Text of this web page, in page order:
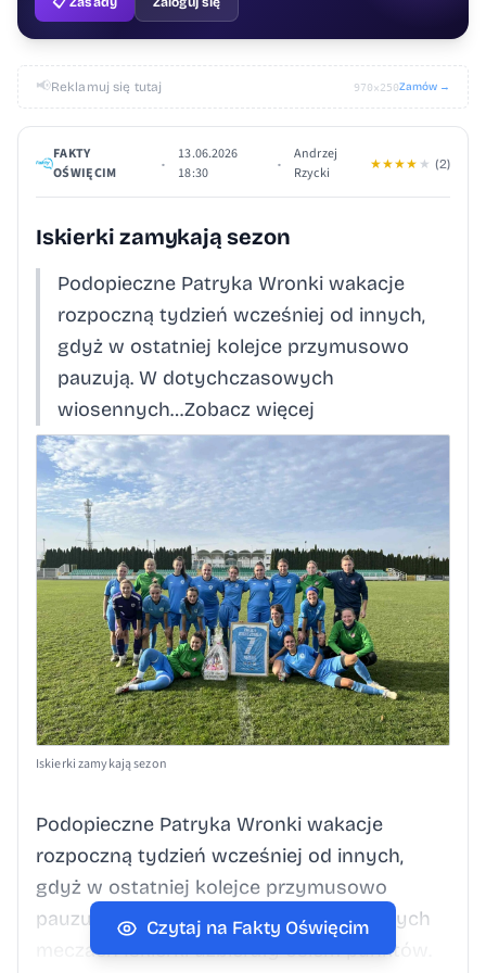
📢Reklamuj się tutaj 970×250Zamów →
FAKTY
OŚWIĘCIM
•
13.06.2026
18:30
•
Andrzej
Rzycki
★★★★ ★ (2)
Iskierki zamykają sezon
Podopieczne Patryka Wronki wakacje
rozpoczną tydzień wcześniej od innych,
gdyż w ostatniej kolejce przymusowo
pauzują. W dotychczasowych
wiosennych…Zobacz więcej
Iskierki zamykają sezon
Podopieczne Patryka Wronki wakacje
rozpoczną tydzień wcześniej od innych,
gdyż w ostatniej kolejce przymusowo
pauzują. W dotychczasowych wiosennych
meczach Iskierki uzbierały osiem punktów.
Czytaj na Fakty Oświęcim